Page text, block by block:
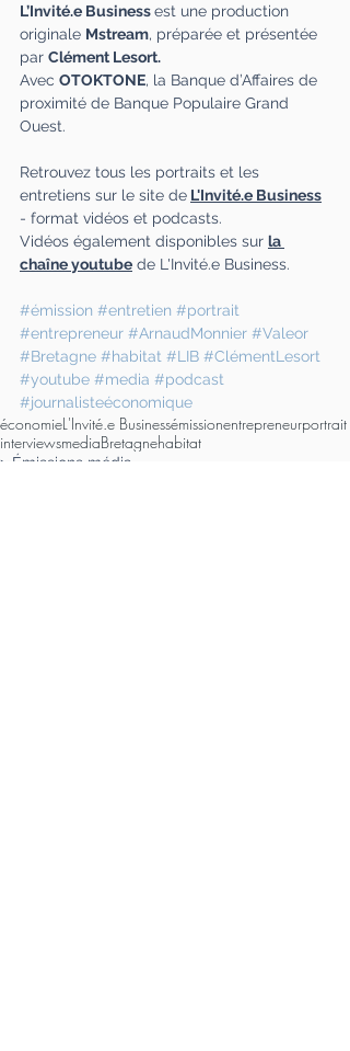
L’Invité.e Businessest une production
originale Mstream, préparée et présentée
par Clément Lesort.
Avec OTOKTONE, la Banque d’Affaires de
proximité de Banque Populaire Grand
Ouest.
Retrouvez tous les portraits et les
entretiens sur le site de L'Invité.e Business
- format vidéos et podcasts.
Vidéos également disponibles sur la
chaîne youtube de L'Invité.e Business.
#émission #entretien #portrait
#entrepreneur #ArnaudMonnier #Valeor
#Bretagne #habitat #LIB #ClémentLesort
#youtube #media #podcast
#journalisteéconomique
économieL'Invité.e Businessémissionentrepreneurportrait
interviewsmediaBretagnehabitat
> Émissions média